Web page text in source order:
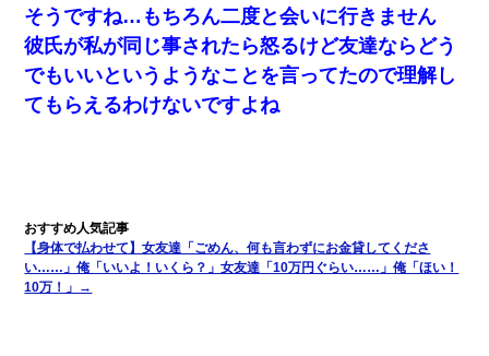
そうですね…もちろん二度と会いに行きません
彼氏が私が同じ事されたら怒るけど友達ならどう
でもいいというようなことを言ってたので理解し
てもらえるわけないですよね
【身体で払わせて】女友達「ごめん、何も言わずにお金貸してくださ
い……」俺「いいよ！いくら？」女友達「10万円ぐらい……」俺「ほい！
10万！」→